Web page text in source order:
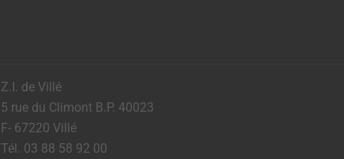
Z.I. de Villé
5 rue du Climont B.P. 40023
F- 67220 Villé
Tél. 03 88 58 92 00